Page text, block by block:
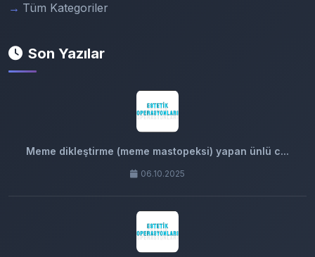
Tüm Kategoriler
Son Yazılar
Meme dikleştirme (meme mastopeksi) yapan ünlü c...
06.10.2025